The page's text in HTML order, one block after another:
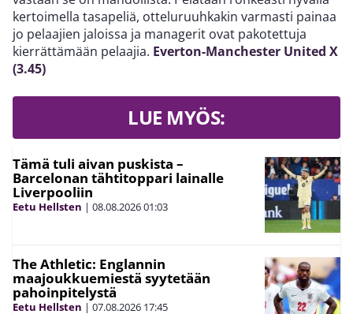
kertoimella tasapeliä, otteluruuhkakin varmasti painaa
jo pelaajien jaloissa ja managerit ovat pakotettuja
kierrättämään pelaajia. Everton-Manchester United X
(3.45)
LUE MYÖS:
Tämä tuli aivan puskista –
Barcelonan tähtitoppari lainalle
Liverpooliin
Eetu Hellsten | 08.08.202601:03
The Athletic: Englannin
maajoukkuemiestä syytetään
pahoinpitelystä
Eetu Hellsten | 07.08.2026 17:45